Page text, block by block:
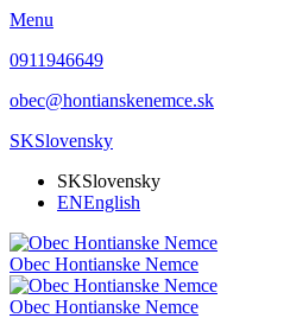
Menu
0911946649
obec@hontianskenemce.sk
SKSlovensky
SKSlovensky
ENEnglish
Obec Hontianske Nemce
Obec Hontianske Nemce